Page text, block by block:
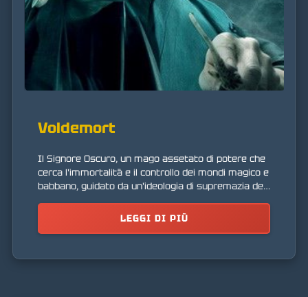
Voldemort
Il Signore Oscuro, un mago assetato di potere che
cerca l'immortalità e il controllo dei mondi magico e
babbano, guidato da un'ideologia di supremazia del
LEGGI DI PIÙ